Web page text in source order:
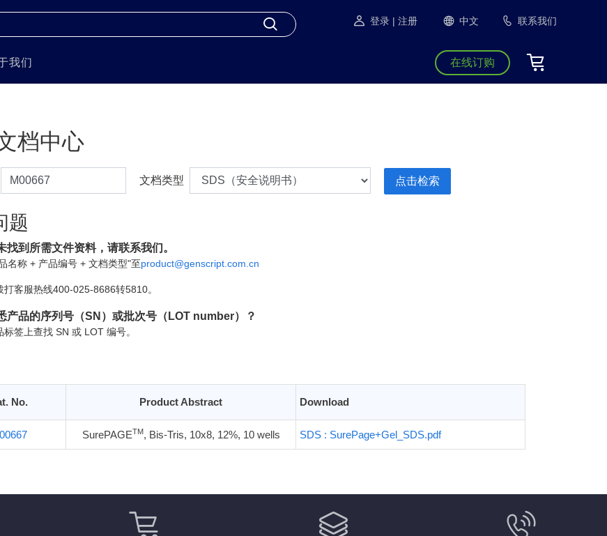
登录 | 注册 中文 联系我们
我们 在线订购
档中心
文档类型
题
找到所需文件资料，请联系我们。
名称 + 产品编号 + 文档类型"至product@genscript.com.cn
打客服热线400-025-8686转5810。
产品的序列号（SN）或批次号（LOT number）？
标签上查找 SN 或 LOT 编号。
No. Product Abstract Download
SurePAGETM, Bis-Tris, 10x8, 12%, 10 wells SDS : SurePage+Gel_SDS.pdf